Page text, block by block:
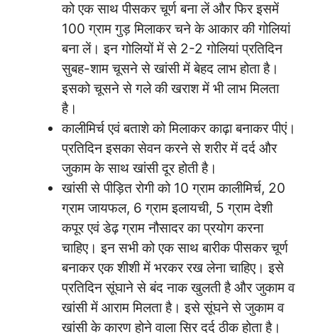
को एक साथ पीसकर चूर्ण बना लें और फिर इसमें
100 ग्राम गुड़ मिलाकर चने के आकार की गोलियां
बना लें। इन गोलियों में से 2-2 गोलियां प्रतिदिन
सुबह-शाम चूसने से खांसी में बेहद लाभ होता है।
इसको चूसने से गले की खराश में भी लाभ मिलता
है।
कालीमिर्च एवं बताशे को मिलाकर काढ़ा बनाकर पीएं।
प्रतिदिन इसका सेवन करने से शरीर में दर्द और
जुकाम के साथ खांसी दूर होती है।
खांसी से पीड़ित रोगी को 10 ग्राम कालीमिर्च, 20
ग्राम जायफल, 6 ग्राम इलायची, 5 ग्राम देशी
कपूर एवं डेढ़ ग्राम नौसादर का प्रयोग करना
चाहिए। इन सभी को एक साथ बारीक पीसकर चूर्ण
बनाकर एक शीशी में भरकर रख लेना चाहिए। इसे
प्रतिदिन सूंघाने से बंद नाक खुलती है और जुकाम व
खांसी में आराम मिलता है। इसे सूंघने से जुकाम व
खांसी के कारण होने वाला सिर दर्द ठीक होता है।